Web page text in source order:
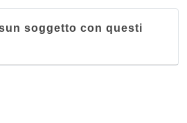
soggetto con questi